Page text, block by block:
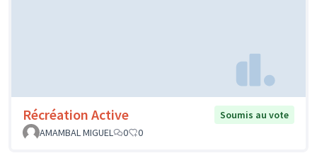
Récréation Active
Soumis au vote
AMAMBAL MIGUEL
0 0